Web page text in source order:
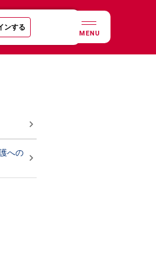
ンする
MENU
への